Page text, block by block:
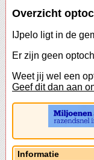
Overzicht
IJpelo ligt in de
Er zijn geen
Weet jij wel een
Geef dit dan aan
Informatie